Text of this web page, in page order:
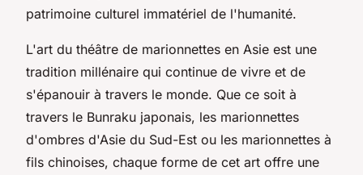
patrimoine culturel immatériel de l'humanité.
L'art du théâtre de marionnettes en Asie est une
tradition millénaire qui continue de vivre et de
s'épanouir à travers le monde. Que ce soit à
travers le Bunraku japonais, les marionnettes
d'ombres d'Asie du Sud-Est ou les marionnettes à
fils chinoises, chaque forme de cet art offre une